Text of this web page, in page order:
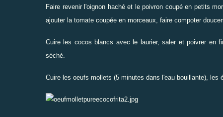
Faire revenir l'oignon haché et le poivron coupé en petits
ajouter la tomate coupée en morceaux, faire compoter
Cuire les cocos blancs avec le laurier, saler et poivrer en
séché.
Cuire les oeufs mollets (5 minutes dans l'eau bouillante),